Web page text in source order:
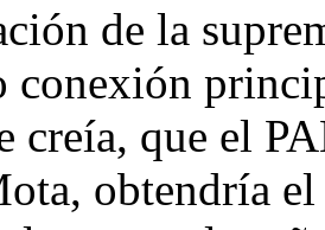
de la
conexión
creía, que el
obtendría